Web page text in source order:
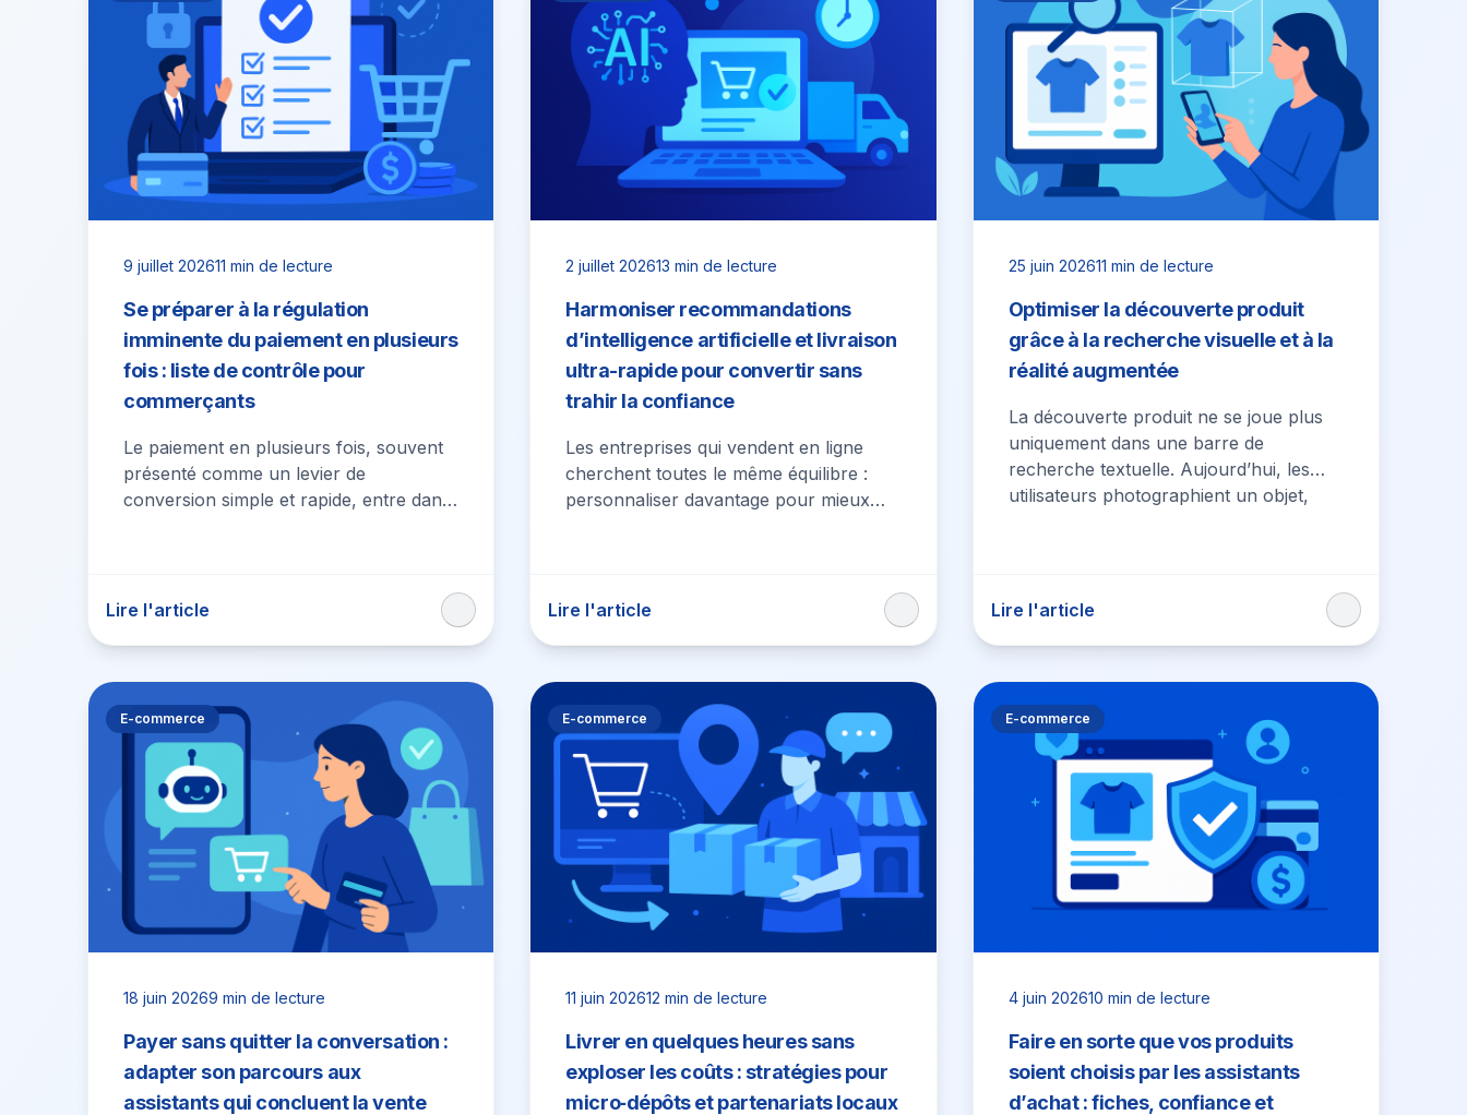
9 juillet 202611 min de lecture
Se préparer à la régulation
imminente du paiement en plusieurs
fois : liste de contrôle pour
commerçants
Le paiement en plusieurs fois, souvent
présenté comme un levier de
conversion simple et rapide, entre dans
Lire l'article
2 juillet 202613 min de lecture
Harmoniser recommandations
d’intelligence artificielle et livraison
ultra-rapide pour convertir sans
trahir la confiance
Les entreprises qui vendent en ligne
cherchent toutes le même équilibre :
personnaliser davantage pour mieux
Lire l'article
25 juin 202611 min de lecture
Optimiser la découverte produit
grâce à la recherche visuelle et à la
réalité augmentée
La découverte produit ne se joue plus
uniquement dans une barre de
recherche textuelle. Aujourd’hui, les
utilisateurs photographient un objet,
Lire l'article
E-commerce
18 juin 20269 min de lecture
Payer sans quitter la conversation :
adapter son parcours aux
assistants qui concluent la vente
E-commerce
11 juin 202612 min de lecture
Livrer en quelques heures sans
exploser les coûts : stratégies pour
micro‑dépôts et partenariats locaux
E-commerce
4 juin 202610 min de lecture
Faire en sorte que vos produits
soient choisis par les assistants
d’achat : fiches, confiance et